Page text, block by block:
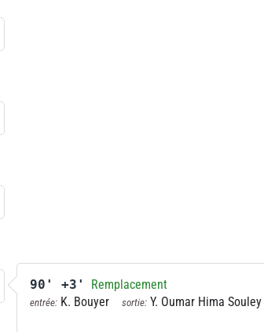
90' +3' Remplacement
entrée: K. Bouyer sortie: Y. Oumar Hima Souley